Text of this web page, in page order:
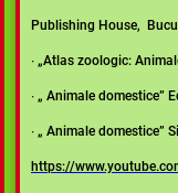
Publishing House,
∙ „Atlas zoologic:
∙ „ Animale domestice”
∙ „ Animale domestice”
https://